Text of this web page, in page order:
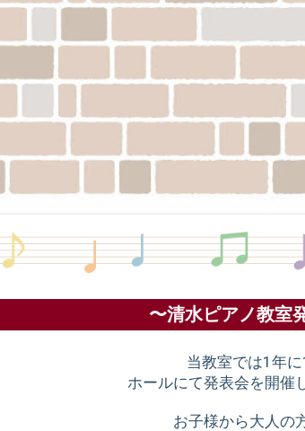
〜清水ピアノ教室
当教室では1年に
ホールにて発表会を開催
お子様から大人の